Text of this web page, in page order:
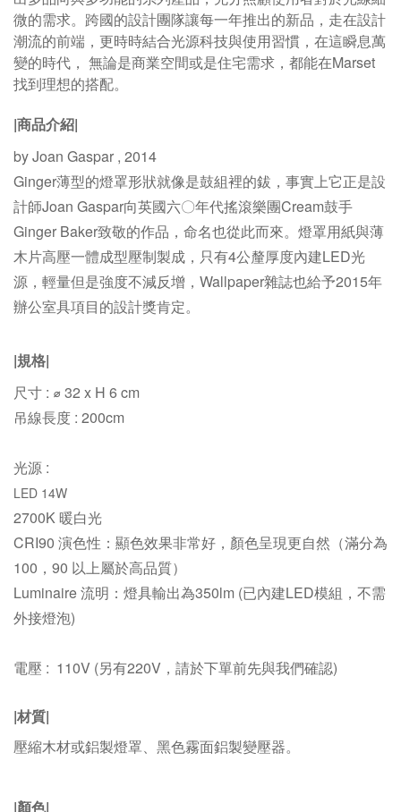
微的需求。跨國的設計團隊讓每一年推出的新品，走在設計
潮流的前端，更時時結合光源科技與使用習慣，在這瞬息萬
變的時代， 無論是商業空間或是住宅需求，都能在Marset
找到理想的搭配。
|商品介紹|
by Joan Gaspar , 2014
Ginger薄型的燈罩形狀就像是鼓組裡的鈸，事實上它正是設
計師Joan Gaspar向英國六〇年代搖滾樂團Cream鼓手
Ginger Baker致敬的作品，命名也從此而來。燈罩用紙與薄
木片高壓一體成型壓制製成，只有4公釐厚度內建LED光
源，輕量但是強度不減反增，Wallpaper雜誌也給予2015年
辦公室具項目的設計獎肯定。
|規格|
尺寸 : ⌀ 32 x H 6 cm
吊線長度 : 200cm
光源 :
LED 14W
2700K暖白光
CRI90 演色性： 顯色效果非常好，顏色呈現更自然（滿分為
100，90 以上屬於高品質）
Luminaire 流明： 燈具輸出為350lm (已內建LED模組，不需
外接燈泡)
電壓 : 110V (另有220V，請於下單前先與我們確認)
|材質|
壓縮木材或鋁製燈罩、黑色霧面鋁製變壓器。
|顏色|